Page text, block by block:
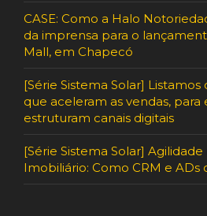
CASE: Como a Halo
da imprensa para o
Mall, em Chapecó
[Série Sistema Solar]
que aceleram as vendas, para
estruturam canais digitais
[Série Sistema Solar]
Imobiliário: Como CRM e ADs